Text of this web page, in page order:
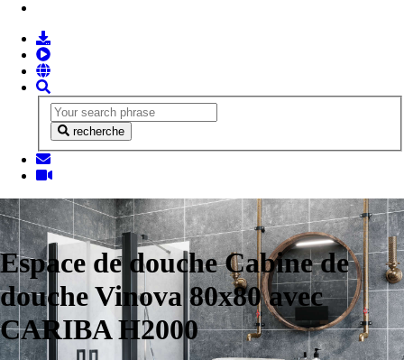
recherche
Espace de douche Cabine de
douche Vinova 80x80 avec
CARIBA H2000